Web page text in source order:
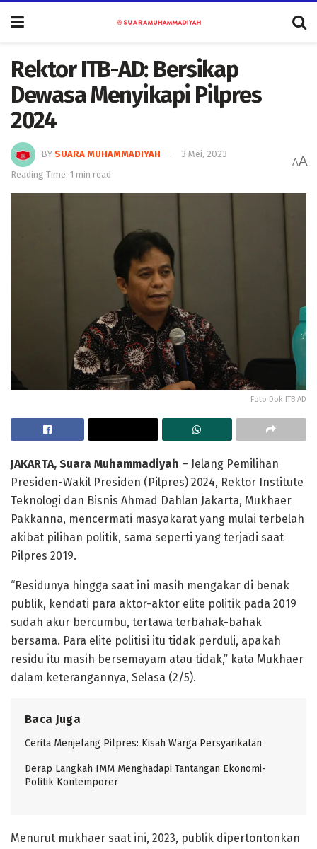
Rektor ITB-AD: Bersikap
Dewasa Menyikapi Pilpres
2024
BY SUARA MUHAMMADIYAH
3 Mei, 2023
Reading Time: 1 min read
AA
Foto Dok ITB AD
JAKARTA, Suara Muhammadiyah – Jelang Pemilihan
Presiden-Wakil Presiden (Pilpres) 2024, Rektor Institute
Teknologi dan Bisnis Ahmad Dahlan Jakarta, Mukhaer
Pakkanna, mencermati masyakarat yang mulai terbelah
akibat pilihan politik, sama seperti yang terjadi saat
Pilpres 2019.
“Residunya hingga saat ini masih mengakar di benak
publik, kendati para aktor-aktor elite politik pada 2019
sudah akur bercumbu, tertawa terbahak-bahak
bersama. Para elite politisi itu tidak perduli, apakah
residu itu masih bersemayam atau tidak,” kata Mukhaer
dalam keterangannya, Selasa (2/5).
Baca Juga
Cerita Menjelang Pilpres: Kisah Warga Persyarikatan
Derap Langkah IMM Menghadapi Tantangan Ekonomi-
Politik Kontemporer
Menurut mukhaer saat ini, 2023, publik dipertontonkan